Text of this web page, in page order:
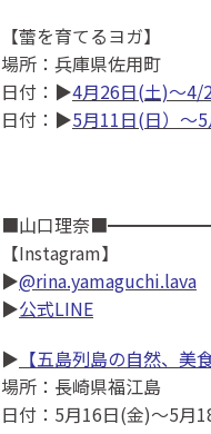
【蕾を育てるヨガ】
場所：兵庫県佐用町
日付：▶4月26日(土)〜
日付：▶5月11日(日）〜
■山口理奈
【Instagram】
▶@rina.yamaguchi.lava
▶公式LINE
▶ 【五島列島の自然、美
場所：長崎県福江島
日付：5月16日(金)〜5月